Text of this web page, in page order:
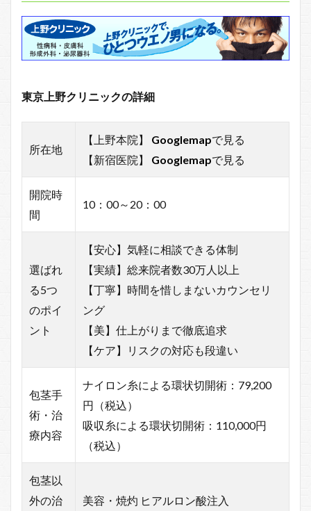
東京上野クリニックの詳細
所在地
【上野本院】 Googlemapで見る
【新宿医院】 Googlemapで見る
開院時
間
10：00～20：00
選ばれ
る5つ
のポイ
ント
【安心】気軽に相談できる体制
【実績】総来院者数30万人以上
【丁寧】時間を惜しまないカウンセリ
ング
【美】仕上がりまで徹底追求
【ケア】リスクの対応も段違い
包茎手
術・治
療内容
ナイロン糸による環状切開術：79,200
円（税込）
吸収糸による環状切開術：110,000円
（税込）
包茎以
外の治
美容・焼灼 ヒアルロン酸注入